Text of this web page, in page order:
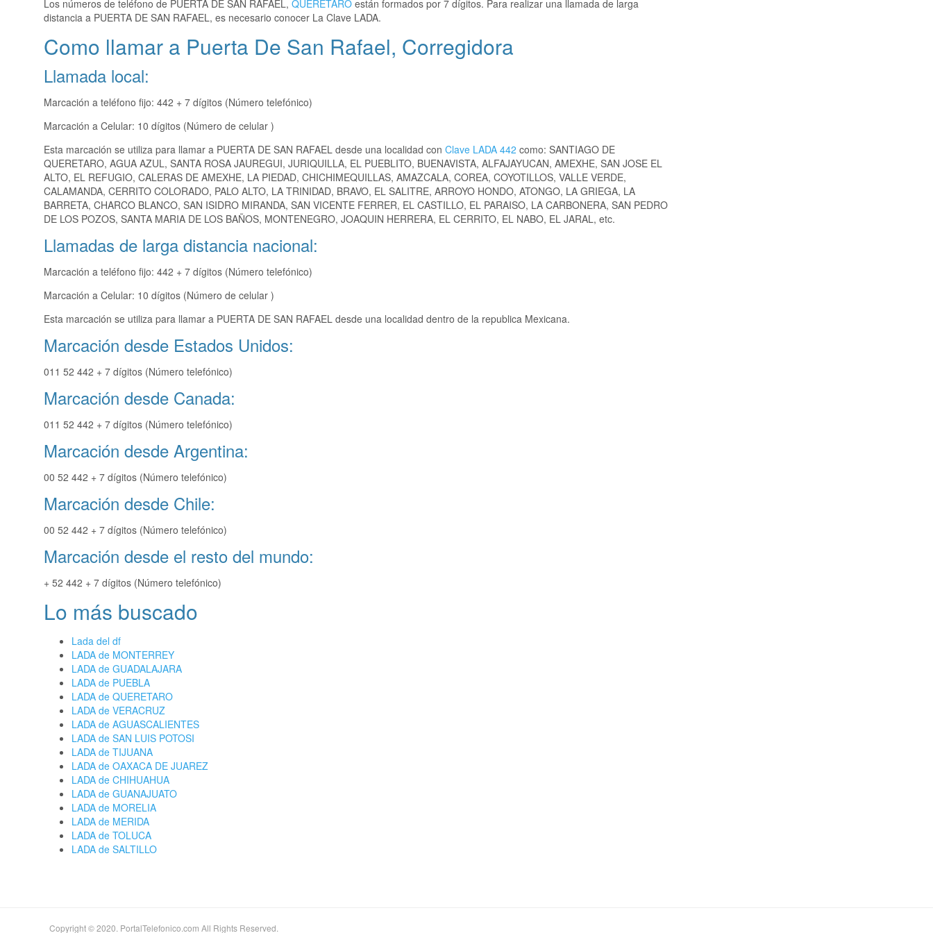
Los números de teléfono de PUERTA DE SAN RAFAEL, QUERETARO están formados por 7 dígitos. Para realizar una llamada de larga
distancia a PUERTA DE SAN RAFAEL, es necesario conocer La Clave LADA.
Como llamar a Puerta De San Rafael, Corregidora
Llamada local:
Marcación a teléfono fijo: 442 + 7 dígitos (Número telefónico)
Marcación a Celular: 10 dígitos (Número de celular )
Esta marcación se utiliza para llamar a PUERTA DE SAN RAFAEL desde una localidad con Clave LADA 442 como: SANTIAGO DE
QUERETARO, AGUA AZUL, SANTA ROSA JAUREGUI, JURIQUILLA, EL PUEBLITO, BUENAVISTA, ALFAJAYUCAN, AMEXHE, SAN JOSE EL
ALTO, EL REFUGIO, CALERAS DE AMEXHE, LA PIEDAD, CHICHIMEQUILLAS, AMAZCALA, COREA, COYOTILLOS, VALLE VERDE,
CALAMANDA, CERRITO COLORADO, PALO ALTO, LA TRINIDAD, BRAVO, EL SALITRE, ARROYO HONDO, ATONGO, LA GRIEGA, LA
BARRETA, CHARCO BLANCO, SAN ISIDRO MIRANDA, SAN VICENTE FERRER, EL CASTILLO, EL PARAISO, LA CARBONERA, SAN PEDRO
DE LOS POZOS, SANTA MARIA DE LOS BAÑOS, MONTENEGRO, JOAQUIN HERRERA, EL CERRITO, EL NABO, EL JARAL, etc.
Llamadas de larga distancia nacional:
Marcación a teléfono fijo: 442 + 7 dígitos (Número telefónico)
Marcación a Celular: 10 dígitos (Número de celular )
Esta marcación se utiliza para llamar a PUERTA DE SAN RAFAEL desde una localidad dentro de la republica Mexicana.
Marcación desde Estados Unidos:
011 52 442 + 7 dígitos (Número telefónico)
Marcación desde Canada:
011 52 442 + 7 dígitos (Número telefónico)
Marcación desde Argentina:
00 52 442 + 7 dígitos (Número telefónico)
Marcación desde Chile:
00 52 442 + 7 dígitos (Número telefónico)
Marcación desde el resto del mundo:
+ 52 442 + 7 dígitos (Número telefónico)
Lo más buscado
Lada del df
LADA de MONTERREY
LADA de GUADALAJARA
LADA de PUEBLA
LADA de QUERETARO
LADA de VERACRUZ
LADA de AGUASCALIENTES
LADA de SAN LUIS POTOSI
LADA de TIJUANA
LADA de OAXACA DE JUAREZ
LADA de CHIHUAHUA
LADA de GUANAJUATO
LADA de MORELIA
LADA de MERIDA
LADA de TOLUCA
LADA de SALTILLO
Copyright © 2020. PortalTelefonico.com All Rights Reserved.